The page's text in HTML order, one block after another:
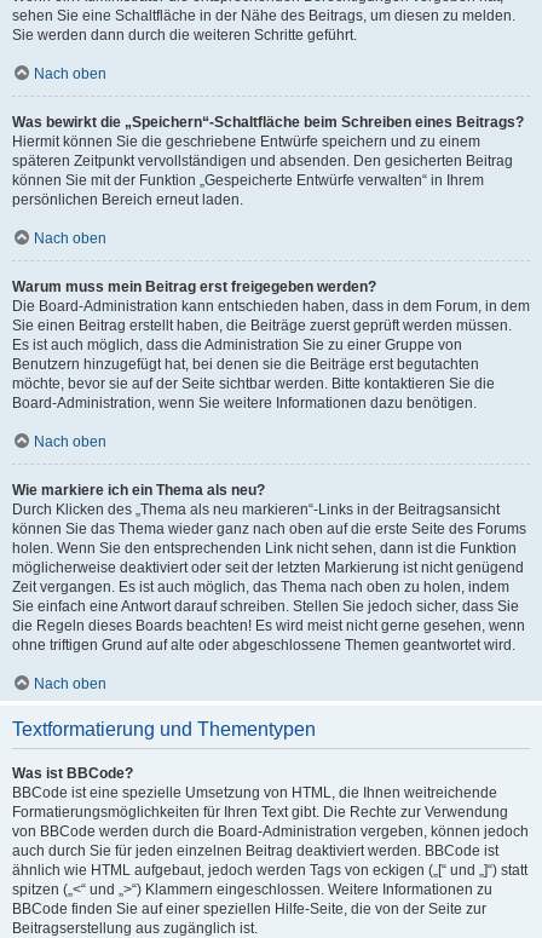
sehen Sie eine Schaltfläche in der Nähe des Beitrags, um diesen zu melden.
Sie werden dann durch die weiteren Schritte geführt.
Nach oben
Was bewirkt die „Speichern“-Schaltfläche beim Schreiben eines Beitrags?
Hiermit können Sie die geschriebene Entwürfe speichern und zu einem
späteren Zeitpunkt vervollständigen und absenden. Den gesicherten Beitrag
können Sie mit der Funktion „Gespeicherte Entwürfe verwalten“ in Ihrem
persönlichen Bereich erneut laden.
Nach oben
Warum muss mein Beitrag erst freigegeben werden?
Die Board-Administration kann entschieden haben, dass in dem Forum, in dem
Sie einen Beitrag erstellt haben, die Beiträge zuerst geprüft werden müssen.
Es ist auch möglich, dass die Administration Sie zu einer Gruppe von
Benutzern hinzugefügt hat, bei denen sie die Beiträge erst begutachten
möchte, bevor sie auf der Seite sichtbar werden. Bitte kontaktieren Sie die
Board-Administration, wenn Sie weitere Informationen dazu benötigen.
Nach oben
Wie markiere ich ein Thema als neu?
Durch Klicken des „Thema als neu markieren“-Links in der Beitragsansicht
können Sie das Thema wieder ganz nach oben auf die erste Seite des Forums
holen. Wenn Sie den entsprechenden Link nicht sehen, dann ist die Funktion
möglicherweise deaktiviert oder seit der letzten Markierung ist nicht genügend
Zeit vergangen. Es ist auch möglich, das Thema nach oben zu holen, indem
Sie einfach eine Antwort darauf schreiben. Stellen Sie jedoch sicher, dass Sie
die Regeln dieses Boards beachten! Es wird meist nicht gerne gesehen, wenn
ohne triftigen Grund auf alte oder abgeschlossene Themen geantwortet wird.
Nach oben
Textformatierung und Thementypen
Was ist BBCode?
BBCode ist eine spezielle Umsetzung von HTML, die Ihnen weitreichende
Formatierungsmöglichkeiten für Ihren Text gibt. Die Rechte zur Verwendung
von BBCode werden durch die Board-Administration vergeben, können jedoch
auch durch Sie für jeden einzelnen Beitrag deaktiviert werden. BBCode ist
ähnlich wie HTML aufgebaut, jedoch werden Tags von eckigen („[“ und „]“) statt
spitzen („<“ und „>“) Klammern eingeschlossen. Weitere Informationen zu
BBCode finden Sie auf einer speziellen Hilfe-Seite, die von der Seite zur
Beitragserstellung aus zugänglich ist.